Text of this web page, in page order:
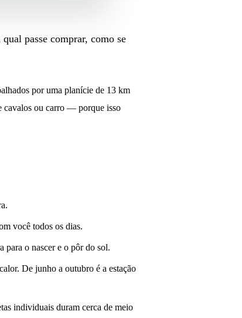
passe comprar, como se
por uma planície de 13 km
cavalos ou carro — porque isso
você todos os dias.
para o nascer e o pôr do sol.
De junho a outubro é a estação
individuais duram cerca de meio